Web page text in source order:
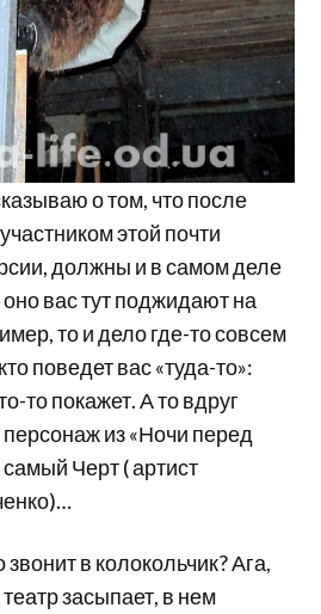
о том, что после
этой почти
должны и в самом деле
оно вас тут поджидают на
то и дело где-то совсем
поведет вас «туда-то»:
то покажет. А то вдруг
из «Ночи перед
Черт ( артист
звонит в колокольчик? Ага,
засыпает, в нем